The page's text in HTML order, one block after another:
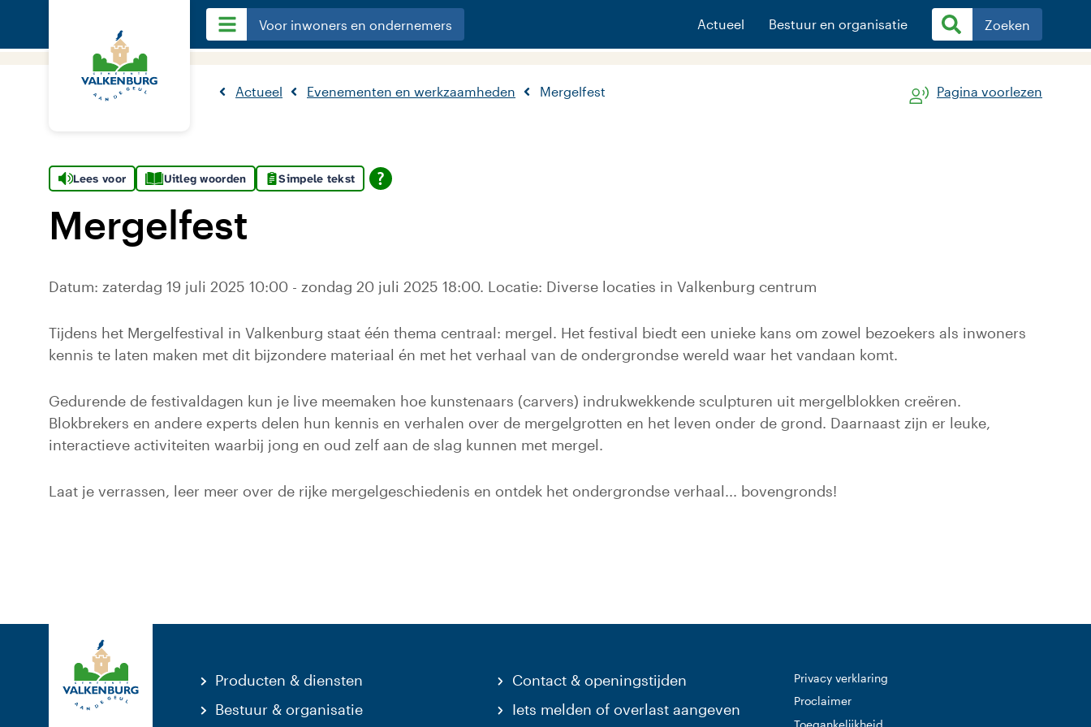
Voor inwoners en ondernemers Actueel Bestuur en organisatie Zoeken
Actueel Evenementen en werkzaamheden Mergelfest Pagina voorlezen
Lees voor Uitleg woorden Simpele tekst
Mergelfest
Datum: zaterdag 19 juli 2025 10:00 - zondag 20 juli 2025 18:00. Locatie: Diverse locaties in Valkenburg centrum
Tijdens het Mergelfestival in Valkenburg staat één thema centraal: mergel. Het festival biedt een unieke kans om zowel bezoekers als inwoners
kennis te laten maken met dit bijzondere materiaal én met het verhaal van de ondergrondse wereld waar het vandaan komt.
Gedurende de festivaldagen kun je live meemaken hoe kunstenaars (carvers) indrukwekkende sculpturen uit mergelblokken creëren.
Blokbrekers en andere experts delen hun kennis en verhalen over de mergelgrotten en het leven onder de grond. Daarnaast zijn er leuke,
interactieve activiteiten waarbij jong en oud zelf aan de slag kunnen met mergel.
Laat je verrassen, leer meer over de rijke mergelgeschiedenis en ontdek het ondergrondse verhaal... bovengronds!
Producten & diensten
Bestuur & organisatie
Contact & openingstijden
Iets melden of overlast aangeven
Privacy verklaring
Proclaimer
Toegankelijkheid